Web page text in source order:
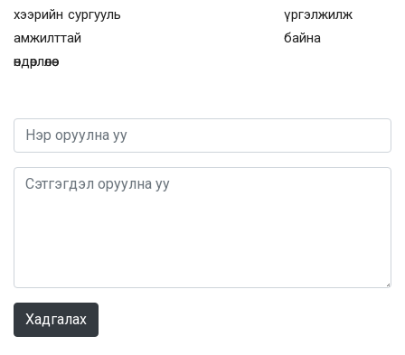
хээрийн сургууль
амжилттай
өндөрлөлөө
үргэлжилж
байна
Хадгалах